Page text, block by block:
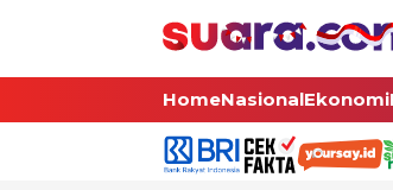
HomeNasionalEkonomi